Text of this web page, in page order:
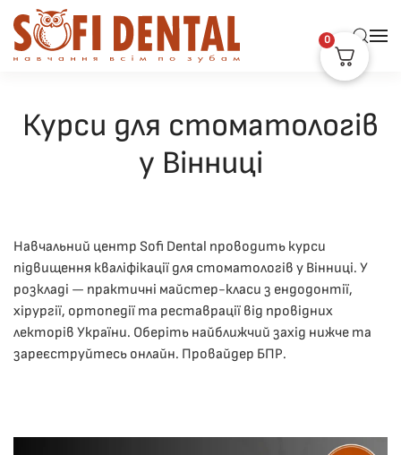
Skip to main content
Курси для стоматологів
у Вінниці
Навчальний центр Sofi Dental проводить курси
підвищення кваліфікації для стоматологів у Вінниці. У
розкладі — практичні майстер-класи з ендодонтії,
хірургії, ортопедії та реставрації від провідних
лекторів України. Оберіть найближчий захід нижче та
зареєструйтесь онлайн. Провайдер БПР.
0